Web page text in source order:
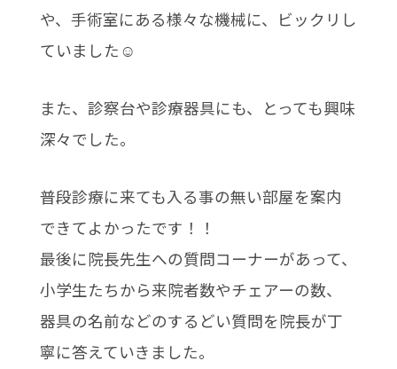
や、手術室にある様々な機械に、ビックリし
ていました☺
また、診察台や診療器具にも、とっても興味
深々でした。
普段診療に来ても入る事の無い部屋を案内
できてよかったです！！
最後に院長先生への質問コーナーがあって、
小学生たちから来院者数やチェアーの数、
器具の名前などのするどい質問を院長が丁
寧に答えていきました。